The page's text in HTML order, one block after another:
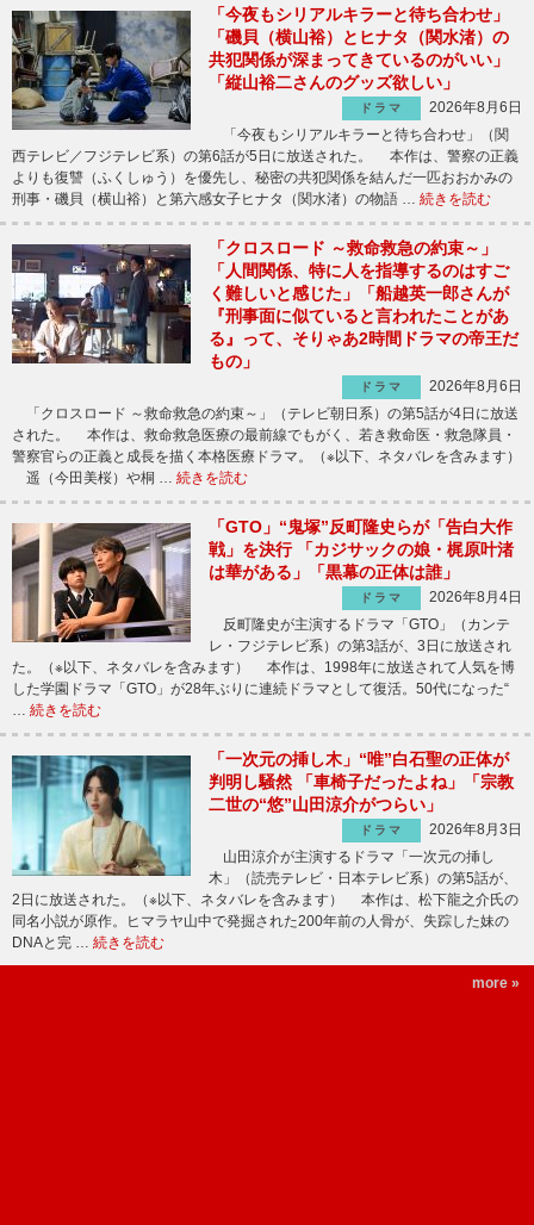
「今夜もシリアルキラーと待ち合わせ」
「磯貝（横山裕）とヒナタ（関水渚）の
共犯関係が深まってきているのがいい」
「縦山裕二さんのグッズ欲しい」
ドラマ
2026年8月6日
「今夜もシリアルキラーと待ち合わせ」（関
西テレビ／フジテレビ系）の第6話が5日に放送された。 本作は、警察の正義
よりも復讐（ふくしゅう）を優先し、秘密の共犯関係を結んだ一匹おおかみの
刑事・磯貝（横山裕）と第六感女子ヒナタ（関水渚）の物語 … 続きを読む
「クロスロード ～救命救急の約束～」
「人間関係、特に人を指導するのはすご
く難しいと感じた」「船越英一郎さんが
『刑事面に似ていると言われたことがあ
る』って、そりゃあ2時間ドラマの帝王だ
もの」
ドラマ
2026年8月6日
「クロスロード ～救命救急の約束～」（テレビ朝日系）の第5話が4日に放送
された。 本作は、救命救急医療の最前線でもがく、若き救命医・救急隊員・
警察官らの正義と成長を描く本格医療ドラマ。（※以下、ネタバレを含みます）
遥（今田美桜）や桐 … 続きを読む
「GTO」“鬼塚”反町隆史らが「告白大作
戦」を決行 「カジサックの娘・梶原叶渚
は華がある」「黒幕の正体は誰」
ドラマ
2026年8月4日
反町隆史が主演するドラマ「GTO」（カンテ
レ・フジテレビ系）の第3話が、3日に放送され
た。（※以下、ネタバレを含みます） 本作は、1998年に放送されて人気を博
した学園ドラマ「GTO」が28年ぶりに連続ドラマとして復活。50代になった“
… 続きを読む
「一次元の挿し木」“唯”白石聖の正体が
判明し騒然 「車椅子だったよね」「宗教
二世の“悠”山田涼介がつらい」
ドラマ
2026年8月3日
山田涼介が主演するドラマ「一次元の挿し
木」（読売テレビ・日本テレビ系）の第5話が、
2日に放送された。（※以下、ネタバレを含みます） 本作は、松下龍之介氏の
同名小説が原作。ヒマラヤ山中で発掘された200年前の人骨が、失踪した妹の
DNAと完 … 続きを読む
more »